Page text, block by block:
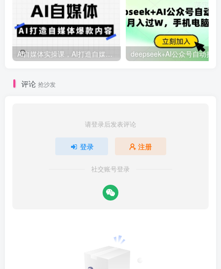
Ai自媒体实操课，AI打造自媒体爆款内容
评论 抢沙发
请登录后发表评论
登录 注册
社交账号登录